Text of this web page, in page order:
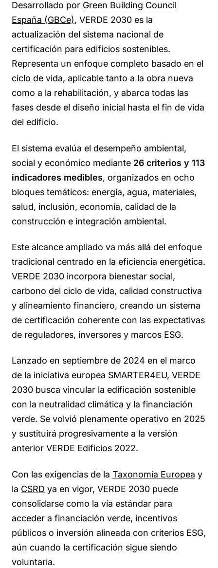
Desarrollado por Green Building Council
España (GBCe), VERDE 2030 es la
actualización del sistema nacional de
certificación para edificios sostenibles.
Representa un enfoque completo basado en el
ciclo de vida, aplicable tanto a la obra nueva
como a la rehabilitación, y abarca todas las
fases desde el diseño inicial hasta el fin de vida
del edificio.
El sistema evalúa el desempeño ambiental,
social y económico mediante 26 criterios y 113
indicadores medibles, organizados en ocho
bloques temáticos: energía, agua, materiales,
salud, inclusión, economía, calidad de la
construcción e integración ambiental.
Este alcance ampliado va más allá del enfoque
tradicional centrado en la eficiencia energética.
VERDE 2030 incorpora bienestar social,
carbono del ciclo de vida, calidad constructiva
y alineamiento financiero, creando un sistema
de certificación coherente con las expectativas
de reguladores, inversores y marcos ESG.
Lanzado en septiembre de 2024 en el marco
de la iniciativa europea SMARTER4EU, VERDE
2030 busca vincular la edificación sostenible
con la neutralidad climática y la financiación
verde. Se volvió plenamente operativo en 2025
y sustituirá progresivamente a la versión
anterior VERDE Edificios 2022.
Con las exigencias de la Taxonomía Europea y
la CSRD ya en vigor, VERDE 2030 puede
consolidarse como la vía estándar para
acceder a financiación verde, incentivos
públicos o inversión alineada con criterios ESG,
aún cuando la certificación sigue siendo
voluntaria.